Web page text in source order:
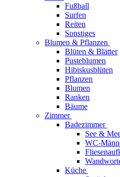
Fußball
Surfen
Reiten
Sonstiges
Blumen & Pflanzen
Blüten & Blätter
Pusteblumen
Hibiskusblüten
Pflanzen
Blumen
Ranken
Bäume
Zimmer
Badezimmer
See &
WC-
Küche